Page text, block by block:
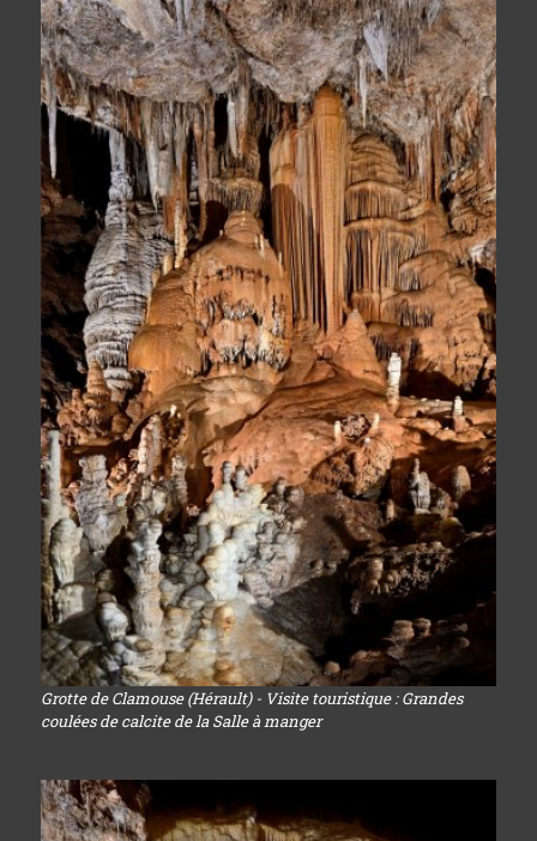
Grotte de Clamouse (Hérault) - Visite touristique : Grandes
coulées de calcite de la Salle à manger